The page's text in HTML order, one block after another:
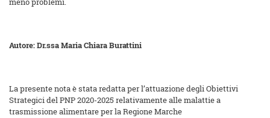
Autore: Dr.ssa Maria Chiara Burattini
La presente nota è stata redatta per l’attuazione degli Obiettivi
Strategici del PNP 2020-2025 relativamente alle malattie a
trasmissione alimentare per la Regione Marche